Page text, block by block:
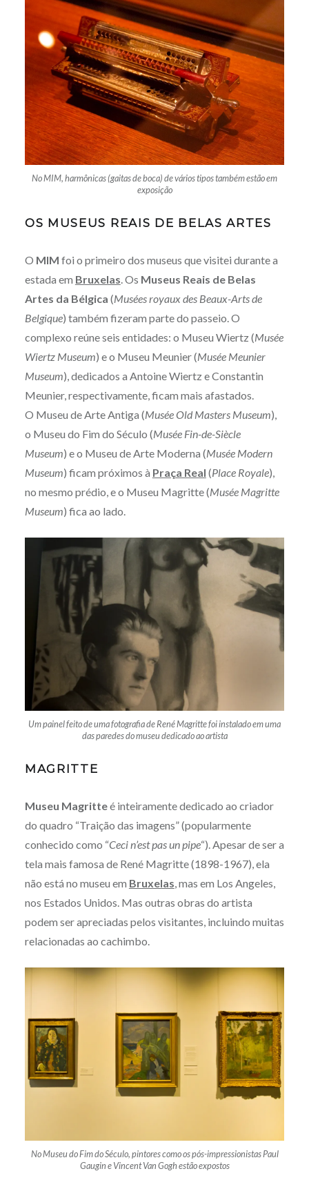
No MIM, harmônicas (gaitas de boca) de vários tipos também estão em
exposição
OS MUSEUS REAIS DE BELAS ARTES
O MIM foi o primeiro dos museus que visitei durante a
estada em Bruxelas. Os Museus Reais de Belas
Artes da Bélgica (Musées royaux des Beaux-Arts de
Belgique) também fizeram parte do passeio. O
complexo reúne seis entidades: o Museu Wiertz (Musée
Wiertz Museum) e o Museu Meunier (Musée Meunier
Museum), dedicados a Antoine Wiertz e Constantin
Meunier, respectivamente, ficam mais afastados.
O Museu de Arte Antiga (Musée Old Masters Museum),
o Museu do Fim do Século (Musée Fin-de-Siècle
Museum) e o Museu de Arte Moderna (Musée Modern
Museum) ficam próximos à Praça Real (Place Royale),
no mesmo prédio, e o Museu Magritte (Musée Magritte
Museum) fica ao lado.
Um painel feito de uma fotografia de René Magritte foi instalado em uma
das paredes do museu dedicado ao artista
MAGRITTE
Museu Magritteé inteiramente dedicado ao criador
do quadro “Traição das imagens” (popularmente
conhecido como “Ceci n’est pas un pipe“). Apesar de ser a
tela mais famosa de René Magritte (1898-1967), ela
não está no museu em Bruxelas, mas em Los Angeles,
nos Estados Unidos. Mas outras obras do artista
podem ser apreciadas pelos visitantes, incluindo muitas
relacionadas ao cachimbo.
No Museu do Fim do Século, pintores como os pós-impressionistas Paul
Gaugin e Vincent Van Gogh estão expostos